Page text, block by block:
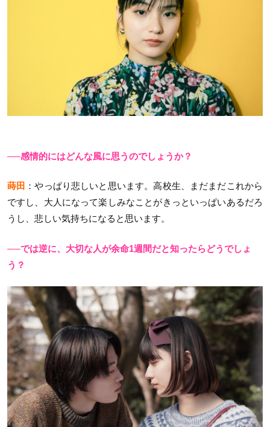
──感情的にはどんな風に思うのでしょうか？
蒔田 ：やっぱり悲しいと思います。高校生、まだまだこれから
ですし、大人になって楽しみなことがきっといっぱいあるだろ
うし、悲しい気持ちになると思います。
──では逆に、大切な人が余命1週間だと知ったらどうでしょ
う？